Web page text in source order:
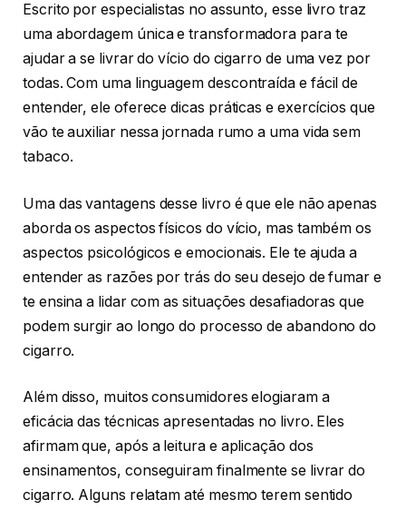
Escrito por especialistas no assunto, esse livro traz
uma abordagem única e transformadora para te
ajudar a se livrar do vício do cigarro de uma vez por
todas. Com uma linguagem descontraída e fácil de
entender, ele oferece dicas práticas e exercícios que
vão te auxiliar nessa jornada rumo a uma vida sem
tabaco.
Uma das vantagens desse livro é que ele não apenas
aborda os aspectos físicos do vício, mas também os
aspectos psicológicos e emocionais. Ele te ajuda a
entender as razões por trás do seu desejo de fumar e
te ensina a lidar com as situações desafiadoras que
podem surgir ao longo do processo de abandono do
cigarro.
Além disso, muitos consumidores elogiaram a
eficácia das técnicas apresentadas no livro. Eles
afirmam que, após a leitura e aplicação dos
ensinamentos, conseguiram finalmente se livrar do
cigarro. Alguns relatam até mesmo terem sentido